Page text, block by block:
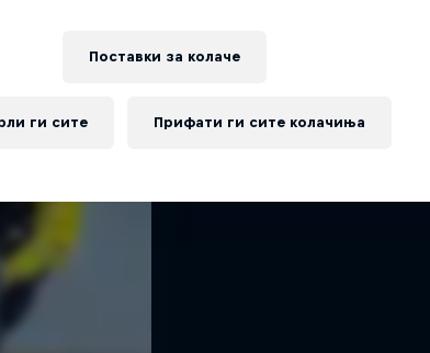
Поставки за колачe
ги сите Прифати ги сите колачиња